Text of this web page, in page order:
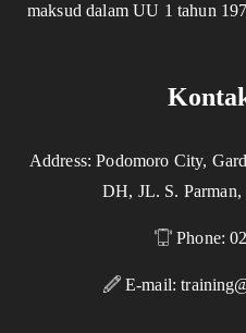
maksud dalam UU 1 tahun
Address: Podomoro City,
DH, JL. S. Parman,
Phone:
E-mail: